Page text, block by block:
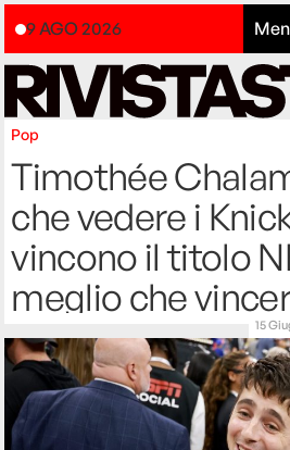
9 AGO 2026
Pop
Timothée
che vedere i
vincono il titolo
meglio che
15